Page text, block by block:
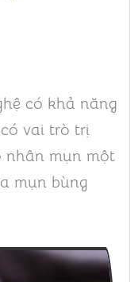
có khả năng
vai trò trị
nhân mụn một
mụn bùng